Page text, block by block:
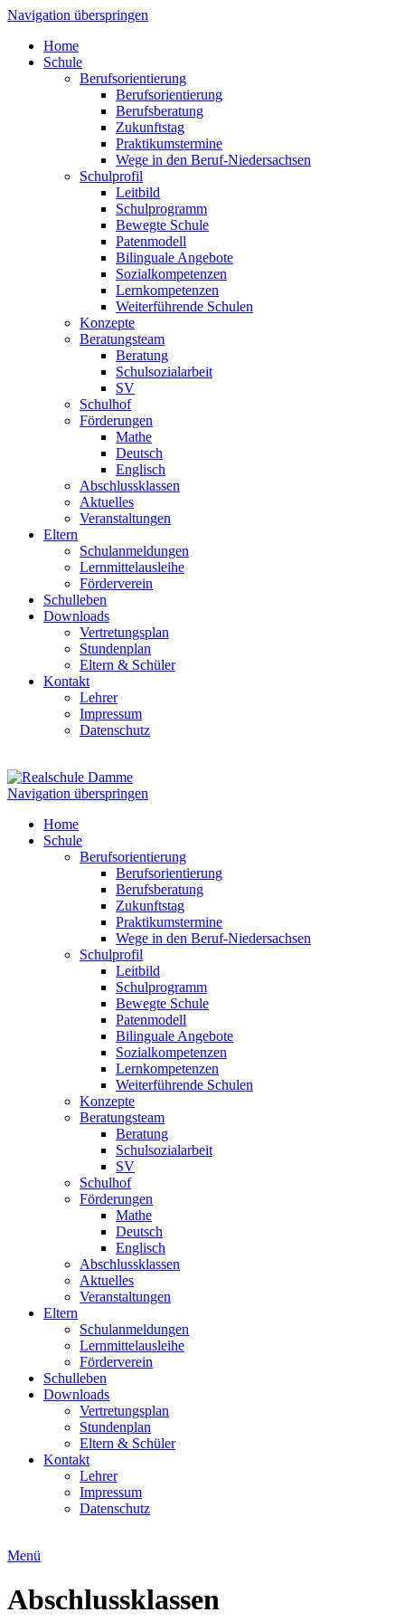
Navigation überspringen
Home
Schule
Berufsorientierung
Berufsorientierung
Berufsberatung
Zukunftstag
Praktikumstermine
Wege in den Beruf-Niedersachsen
Schulprofil
Leitbild
Schulprogramm
Bewegte Schule
Patenmodell
Bilinguale Angebote
Sozialkompetenzen
Lernkompetenzen
Weiterführende Schulen
Konzepte
Beratungsteam
Beratung
Schulsozialarbeit
SV
Schulhof
Förderungen
Mathe
Deutsch
Englisch
Abschlussklassen
Aktuelles
Veranstaltungen
Eltern
Schulanmeldungen
Lernmittelausleihe
Förderverein
Schulleben
Downloads
Vertretungsplan
Stundenplan
Eltern & Schüler
Kontakt
Lehrer
Impressum
Datenschutz
Navigation überspringen
Home
Schule
Berufsorientierung
Berufsorientierung
Berufsberatung
Zukunftstag
Praktikumstermine
Wege in den Beruf-Niedersachsen
Schulprofil
Leitbild
Schulprogramm
Bewegte Schule
Patenmodell
Bilinguale Angebote
Sozialkompetenzen
Lernkompetenzen
Weiterführende Schulen
Konzepte
Beratungsteam
Beratung
Schulsozialarbeit
SV
Schulhof
Förderungen
Mathe
Deutsch
Englisch
Abschlussklassen
Aktuelles
Veranstaltungen
Eltern
Schulanmeldungen
Lernmittelausleihe
Förderverein
Schulleben
Downloads
Vertretungsplan
Stundenplan
Eltern & Schüler
Kontakt
Lehrer
Impressum
Datenschutz
Menü
Abschlussklassen